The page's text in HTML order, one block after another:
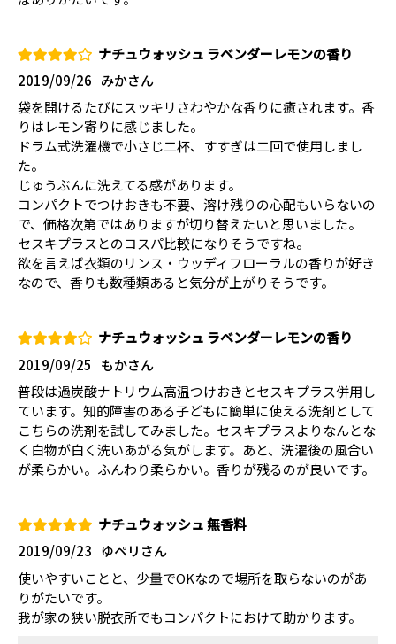
ナチュウォッシュ ラベンダーレモンの香り
みかさん
2019/09/26
袋を開けるたびにスッキリさわやかな香りに癒されます。香
りはレモン寄りに感じました。
ドラム式洗濯機で小さじ二杯、すすぎは二回で使用しまし
た。
じゅうぶんに洗えてる感があります。
コンパクトでつけおきも不要、溶け残りの心配もいらないの
で、価格次第ではありますが切り替えたいと思いました。
セスキプラスとのコスパ比較になりそうですね。
欲を言えば衣類のリンス・ウッディフローラルの香りが好き
なので、香りも数種類あると気分が上がりそうです。
ナチュウォッシュ ラベンダーレモンの香り
もかさん
2019/09/25
普段は過炭酸ナトリウム高温つけおきとセスキプラス併用し
ています。知的障害のある子どもに簡単に使える洗剤として
こちらの洗剤を試してみました。セスキプラスよりなんとな
く白物が白く洗いあがる気がします。あと、洗濯後の風合い
が柔らかい。ふんわり柔らかい。香りが残るのが良いです。
ナチュウォッシュ 無香料
ゆペリさん
2019/09/23
使いやすいことと、少量でOKなので場所を取らないのがあ
りがたいです。
我が家の狭い脱衣所でもコンパクトにおけて助かります。